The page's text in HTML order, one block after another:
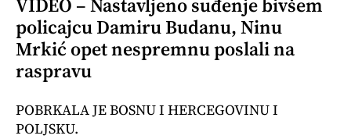
policajcu Damiru Budanu, Ninu
Mrkić opet nespremnu poslali na
raspravu
POBRKALA JE BOSNU I HERCEGOVINU I
POLJSKU.